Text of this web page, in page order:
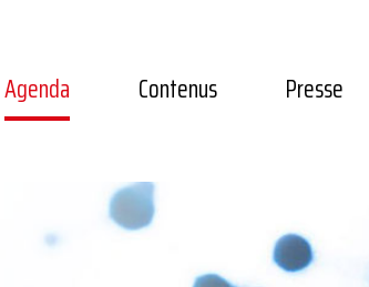
Agenda Contenus Presse